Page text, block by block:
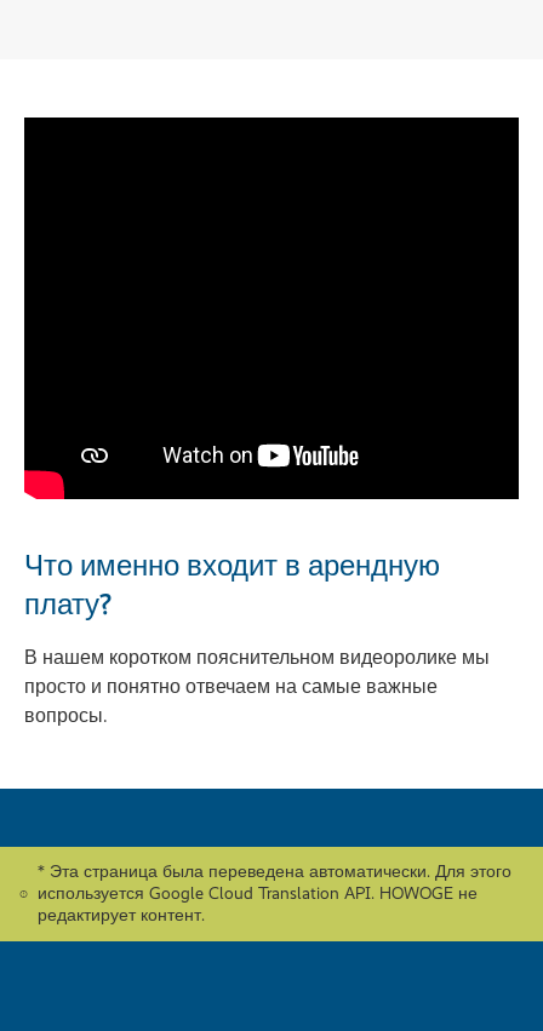
Что именно входит в арендную
плату?
В нашем коротком пояснительном видеоролике мы
просто и понятно отвечаем на самые важные
вопросы.
* Эта страница была переведена автоматически. Для этого
используется Google Cloud Translation API. HOWOGE не
редактирует контент.